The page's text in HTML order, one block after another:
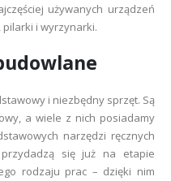
używanych urządzeń
i wyrzynarki.
i niezbędny sprzęt. Są
a wiele z nich posiadamy
narzędzi ręcznych
przydadzą się już na etapie
rodzaju prac – dzięki nim